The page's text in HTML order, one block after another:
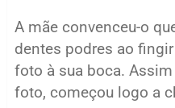
A mãe convenceu-o
dentes podres ao
foto à sua boca.
foto, começou logo a